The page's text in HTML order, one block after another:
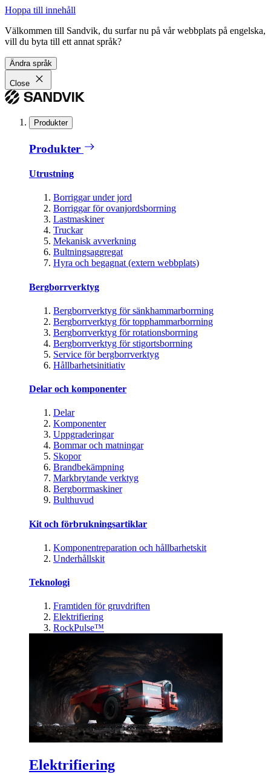
Hoppa till innehåll
Välkommen till Sandvik, du surfar nu på vår webbplats på engelska,
vill du byta till ett annat språk?
Ändra språk
Close
Produkter
Produkter
Utrustning
Borriggar under jord
Borriggar för ovanjordsborrning
Lastmaskiner
Truckar
Mekanisk avverkning
Bultningsaggregat
Hyra och begagnat (extern webbplats)
Bergborrverktyg
Bergborrverktyg för sänkhammarborrning
Bergborrverktyg för topphammarborrning
Bergborrverktyg för rotationsborrning
Bergborrverktyg för stigortsborrning
Service för bergborrverktyg
Hållbarhetsinitiativ
Delar och komponenter
Delar
Komponenter
Uppgraderingar
Bommar och matningar
Skopor
Brandbekämpning
Markbrytande verktyg
Bergborrmaskiner
Bulthuvud
Kit och förbrukningsartiklar
Komponentreparation och hållbarhetskit
Underhållskit
Teknologi
Framtiden för gruvdriften
Elektrifiering
RockPulse™
Elektrifiering